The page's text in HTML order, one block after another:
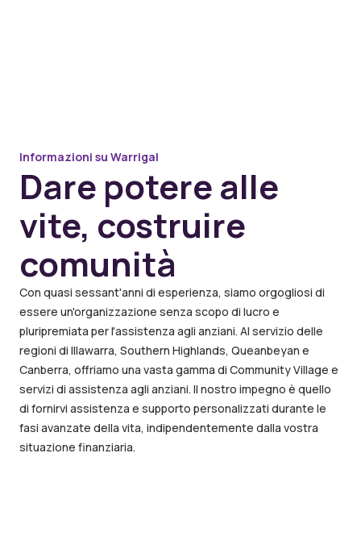
Informazioni su Warrigal
Dare potere alle
vite, costruire
comunità
Con quasi sessant'anni di esperienza, siamo orgogliosi di
essere un'organizzazione senza scopo di lucro e
pluripremiata per l'assistenza agli anziani. Al servizio delle
regioni di Illawarra, Southern Highlands, Queanbeyan e
Canberra, offriamo una vasta gamma di Community Village e
servizi di assistenza agli anziani. Il nostro impegno è quello
di fornirvi assistenza e supporto personalizzati durante le
fasi avanzate della vita, indipendentemente dalla vostra
situazione finanziaria.